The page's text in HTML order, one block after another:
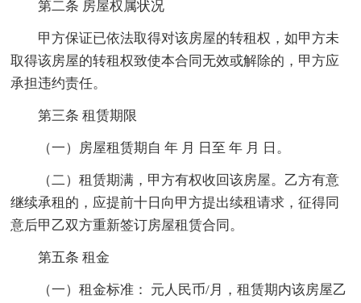
第二条 房屋权属状况
甲方保证已依法取得对该房屋的转租权，如甲方未
取得该房屋的转租权致使本合同无效或解除的，甲方应
承担违约责任。
第三条 租赁期限
（一）房屋租赁期自 年 月 日至 年 月 日。
（二）租赁期满，甲方有权收回该房屋。乙方有意
继续承租的，应提前十日向甲方提出续租请求，征得同
意后甲乙双方重新签订房屋租赁合同。
第五条 租金
（一）租金标准： 元人民币/月，租赁期内该房屋乙